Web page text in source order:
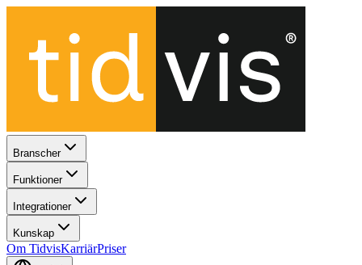
Branscher
Funktioner
Integrationer
Kunskap
Om TidvisKarriärPriser